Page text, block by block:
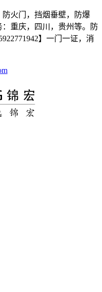
火门，挡烟垂壁，防爆
重庆，四川，贵州等。防
】一门一证，消